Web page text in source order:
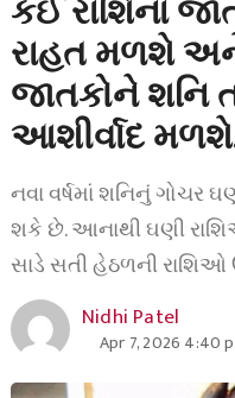
કઈ રાશિના
રાહત મળશે
જાતકોને શનિ
આશીર્વાદ
નવા વર્ષમાં શનિનું ગોચર
શકે છે. આનાથી ઘણી
સાડે સતી હેઠળની રાશિઓ
Nidhi Patel
Apr 7, 2026 4:40